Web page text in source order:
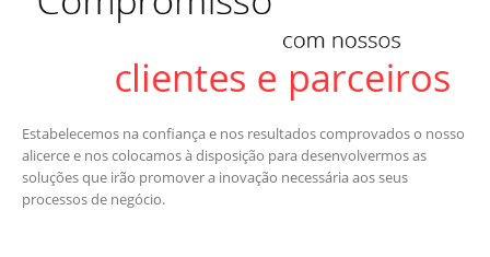
Estabelecemos na confiança e nos resultados comprovados o nosso
alicerce e nos colocamos à disposição para desenvolvermos as
soluções que irão promover a inovação necessária aos seus
processos de negócio.